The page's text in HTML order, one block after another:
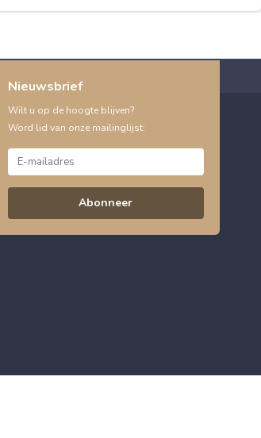
Nieuwsbrief
Wilt u op de hoogte blijven?
Word lid van onze mailinglijst:
Abonneer